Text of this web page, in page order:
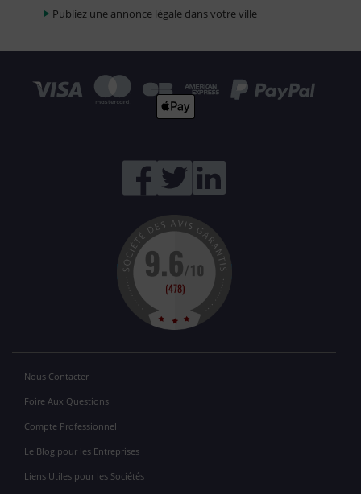
Publiez une annonce légale dans votre ville
Nous Contacter
Foire Aux Questions
Compte Professionnel
Le Blog pour les Entreprises
Liens Utiles pour les Sociétés